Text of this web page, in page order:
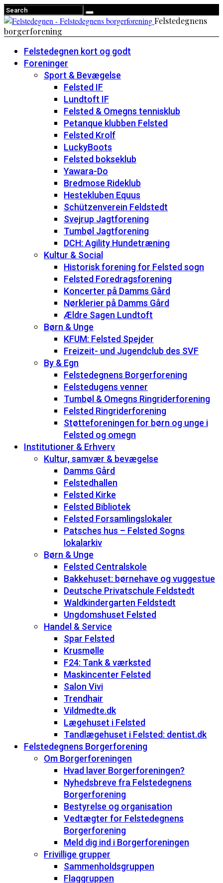
Felstedegnens
borgerforening
Felstedegnen kort og godt
Foreninger
Sport & Bevægelse
Felsted IF
Lundtoft IF
Felsted & Omegns tennisklub
Petanque klubben Felsted
Felsted Krolf
LuckyBoots
Felsted bokseklub
Yawara-Do
Bredmose Rideklub
Hestekluben Equus
Schützenverein Feldstedt
Svejrup Jagtforening
Tumbøl Jagtforening
DCH: Agility Hundetræning
Kultur & Social
Historisk forening for Felsted sogn
Felsted Foredragsforening
Koncerter på Damms Gård
Nørklerier på Damms Gård
Ældre Sagen Lundtoft
Børn & Unge
KFUM: Felsted Spejder
Freizeit- und Jugendclub des SVF
By & Egn
Felstedegnens Borgerforening
Felstedugens venner
Tumbøl & Omegns Ringriderforening
Felsted Ringriderforening
Støtteforeningen for børn og unge i
Felsted og omegn
Institutioner & Erhverv
Kultur, samvær & bevægelse
Damms Gård
Felstedhallen
Felsted Kirke
Felsted Bibliotek
Felsted Forsamlingslokaler
Patsches hus – Felsted Sogns
lokalarkiv
Børn & Unge
Felsted Centralskole
Bakkehuset: børnehave og vuggestue
Deutsche Privatschule Feldstedt
Waldkindergarten Feldstedt
Ungdomshuset Felsted
Handel & Service
Spar Felsted
Krusmølle
F24: Tank & værksted
Maskincenter Felsted
Salon Vivi
Trendhair
Vildmedte.dk
Lægehuset i Felsted
Tandlægehuset i Felsted: dentist.dk
Felstedegnens Borgerforening
Om Borgerforeningen
Hvad laver Borgerforeningen?
Nyhedsbreve fra Felstedegnens
Borgerforening
Bestyrelse og organisation
Vedtægter for Felstedegnens
Borgerforening
Meld dig ind i Borgerforeningen
Frivillige grupper
Sammenholdsgruppen
Flaggruppen